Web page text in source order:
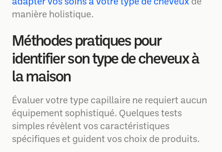
adapter vos soins à votre type de cheveux de
manière holistique.
Méthodes pratiques pour
identifier son type de cheveux à
la maison
Évaluer votre type capillaire ne requiert aucun
équipement sophistiqué. Quelques tests
simples révèlent vos caractéristiques
spécifiques et guident vos choix de produits.